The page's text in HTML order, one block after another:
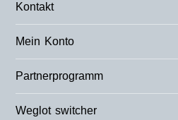
Kontakt
Mein Konto
Partnerprogramm
Weglot switcher